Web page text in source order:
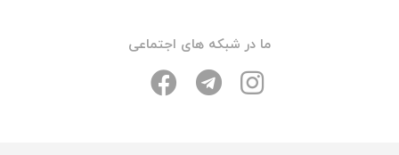
ما در شبکه های اجتماعی